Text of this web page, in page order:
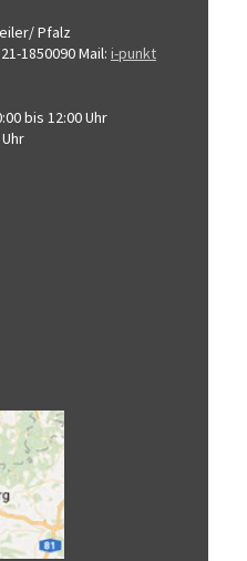
Pfalz
1850090Mail: i-punkt
bis 12:00 Uhr